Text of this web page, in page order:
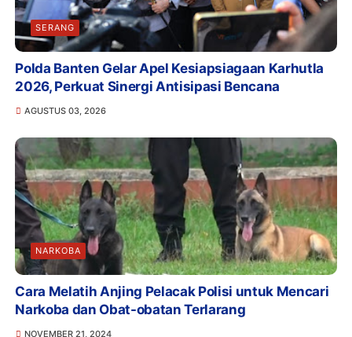
SERANG
Polda Banten Gelar Apel Kesiapsiagaan Karhutla
2026, Perkuat Sinergi Antisipasi Bencana
AGUSTUS 03, 2026
NARKOBA
Cara Melatih Anjing Pelacak Polisi untuk Mencari
Narkoba dan Obat-obatan Terlarang
NOVEMBER 21, 2024